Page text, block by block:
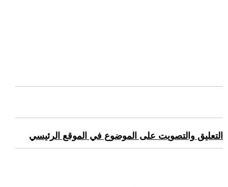
التعليق والتصويت على الموضوع في الموقع الرئيسي